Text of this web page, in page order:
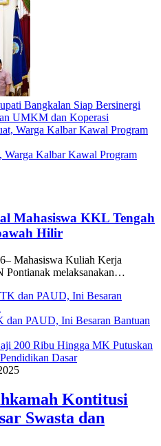
Bangkalan Siap Bersinergi
UMKM dan Koperasi
Warga Kalbar Kawal Program
Mahasiswa KKL Tengah
Hilir
Mahasiswa Kuliah Kerja
melaksanakan…
dan PAUD, Ini Besaran Bantuan
200 Ribu Hingga MK Putuskan
Dasar
Kontitusi
Swasta dan